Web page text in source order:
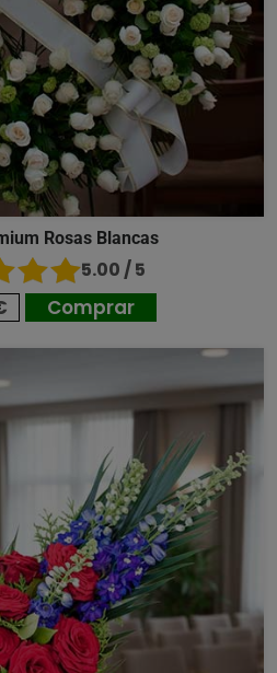
Rosas Blancas
5.00 / 5
Comprar